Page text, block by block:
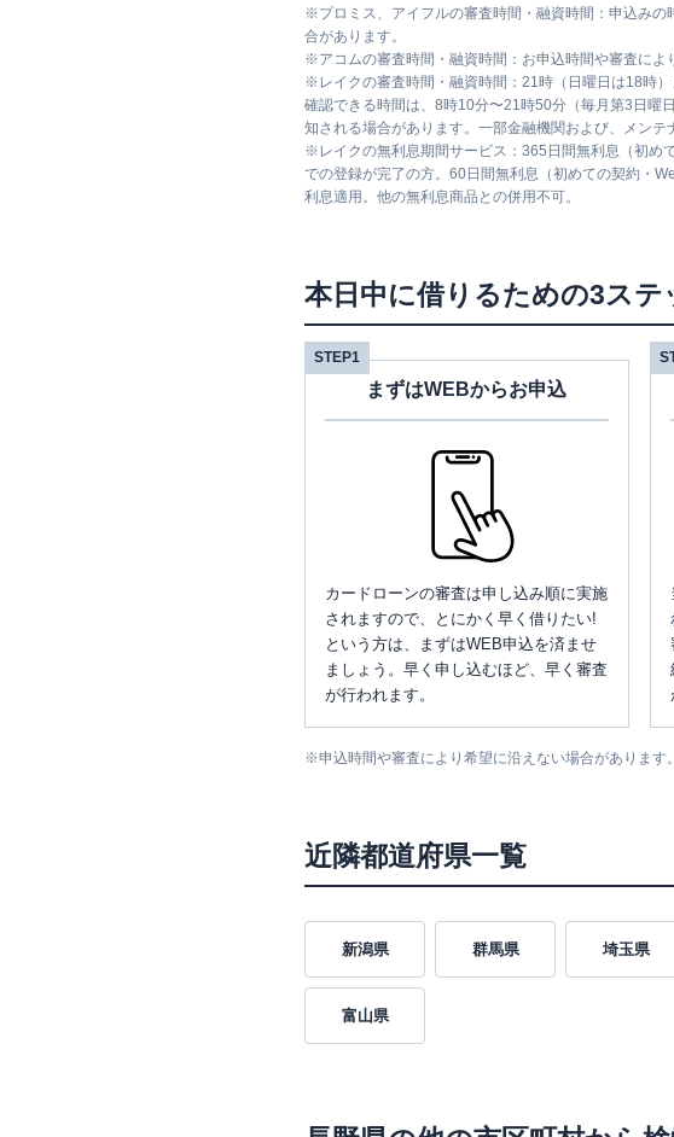
※プロミス、アイフルの審査時間・融資時間：申込み
合があります。
※アコムの審査時間・融資時間：お申込時間や審査によ
※ レイクの審査時間・融資時間：21時（日曜日は18時
確認できる時間は、8時10分〜21時50分（毎月第3日曜
知される場合があります。一部金融機関および、メンテ
※ レイクの無利息期間サービス：365日間無利息（初
での登録が完了の方。60日間無利息（初めての契約・
利息適用。他の無利息商品との併用不可。
本日中に借りるための3ステ
STEP1
まずはWEBからお申込
カードローンの審査は申し込み順に実施
されますので、とにかく早く借りたい!
という方は、まずはWEB申込を済ませ
ましょう。早く申し込むほど、早く審査
が行われます。
※申込時間や審査により希望に沿えない場合があります。
近隣都道府県一覧
新潟県 群馬県 埼玉県
富山県